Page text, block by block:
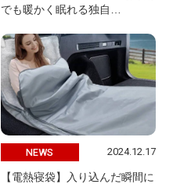
でも暖かく眠れる独自…
NEWS 2024.12.17
【電熱寝袋】入り込んだ瞬間に